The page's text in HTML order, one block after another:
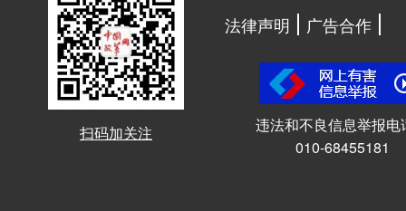
扫码加关注
法律声明
广告合作
违法和不良信息举报电
010-68455181